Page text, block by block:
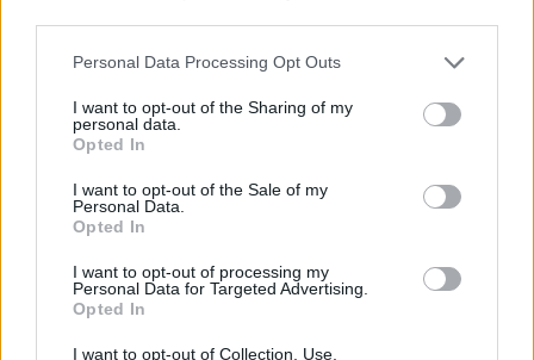
Personal Data Processing Opt Outs
I want to opt-out of the Sharing of my
personal data.
Opted In
I want to opt-out of the Sale of my
Personal Data.
Opted In
I want to opt-out of processing my
Personal Data for Targeted Advertising.
Opted In
I want to opt-out of Collection, Use,
Δημοτικό Συμβούλιο
Συλλογικά Όργανα Δήμου
Δημοτικές Κοινότητες
Υπηρεσίες του Δήμου
Οι Δημοτικές Επιχειρήσεις
Χρήσιμα Τηλέφωνα